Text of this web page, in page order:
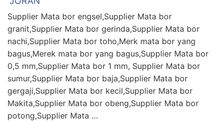
Supplier Mata bor engsel,Supplier Mata bor
granit,Supplier Mata bor gerinda,Supplier Mata bor
nachi,Supplier Mata bor toho,Merk mata bor yang
bagus,Merek mata bor yang bagus,Supplier Mata bor
0,5 mm,Supplier Mata bor 1 mm, Supplier Mata bor
sumur,Supplier Mata bor baja,Supplier Mata bor
gergaji,Supplier Mata bor kecil,Supplier Mata bor
Makita,Supplier Mata bor obeng,Supplier Mata bor
potong,Supplier Mata …